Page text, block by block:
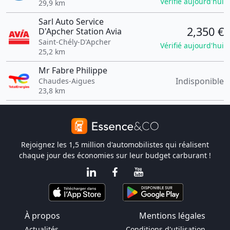
29,9 km
Sarl Auto Service
D'Apcher Station Avia
Saint-Chély-D'Apcher
25,2 km
2,350 €
Vérifié aujourd'hui
Mr Fabre Philippe
Chaudes-Aigues
23,8 km
Indisponible
Rejoignez les 1,5 million d'automobilistes qui réalisent
chaque jour des économies sur leur budget carburant !
À propos Mentions légales